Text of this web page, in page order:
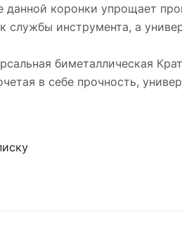
данной коронки упрощает
службы инструмента, а
биметаллическая
в себе прочность,